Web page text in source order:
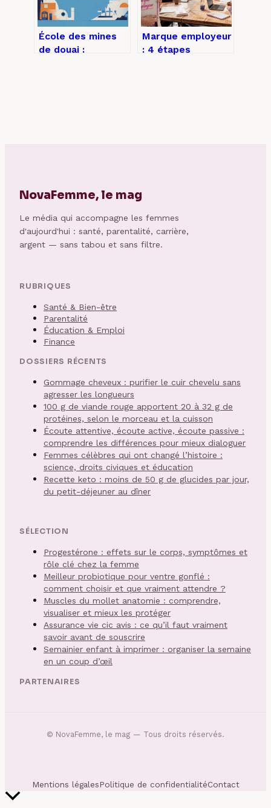
École des mines
de douai :
Marque employeur
: 4 étapes
NovaFemme, le mag
Le média qui accompagne les femmes
d'aujourd'hui : santé, parentalité, carrière,
argent — sans tabou et sans filtre.
RUBRIQUES
Santé & Bien-être
Parentalité
Éducation & Emploi
Finance
DOSSIERS RÉCENTS
Gommage cheveux : purifier le cuir chevelu sans
agresser les longueurs
100 g de viande rouge apportent 20 à 32 g de
protéines, selon le morceau et la cuisson
Écoute attentive, écoute active, écoute passive :
comprendre les différences pour mieux dialoguer
Femmes célèbres qui ont changé l’histoire :
science, droits civiques et éducation
Recette keto : moins de 50 g de glucides par jour,
du petit-déjeuner au dîner
SÉLECTION
Progestérone : effets sur le corps, symptômes et
rôle clé chez la femme
Meilleur probiotique pour ventre gonflé :
comment choisir et que vraiment attendre ?
Muscles du mollet anatomie : comprendre,
visualiser et mieux les protéger
Assurance vie cic avis : ce qu’il faut vraiment
savoir avant de souscrire
Semainier enfant à imprimer : organiser la semaine
en un coup d’œil
PARTENAIRES
© NovaFemme, le mag — Tous droits réservés.
Mentions légalesPolitique de confidentialitéContact